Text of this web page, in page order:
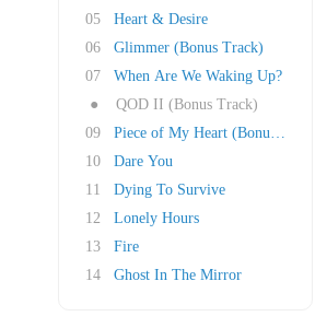
05
Heart & Desire
06
Glimmer (Bonus Track)
07
When Are We Waking Up?
●
QOD II (Bonus Track)
09
Piece of My Heart (Bonus Track)
10
Dare You
11
Dying To Survive
12
Lonely Hours
13
Fire
14
Ghost In The Mirror